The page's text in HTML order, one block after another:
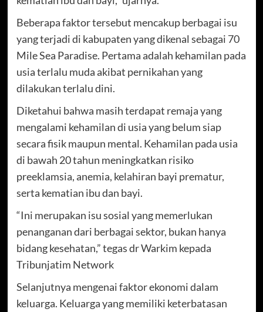
Beberapa faktor tersebut mencakup berbagai isu
yang terjadi di kabupaten yang dikenal sebagai 70
Mile Sea Paradise. Pertama adalah kehamilan pada
usia terlalu muda akibat pernikahan yang
dilakukan terlalu dini.
Diketahui bahwa masih terdapat remaja yang
mengalami kehamilan di usia yang belum siap
secara fisik maupun mental. Kehamilan pada usia
di bawah 20 tahun meningkatkan risiko
preeklamsia, anemia, kelahiran bayi prematur,
serta kematian ibu dan bayi.
“Ini merupakan isu sosial yang memerlukan
penanganan dari berbagai sektor, bukan hanya
bidang kesehatan,” tegas dr Warkim kepada
Tribunjatim Network
Selanjutnya mengenai faktor ekonomi dalam
keluarga. Keluarga yang memiliki keterbatasan